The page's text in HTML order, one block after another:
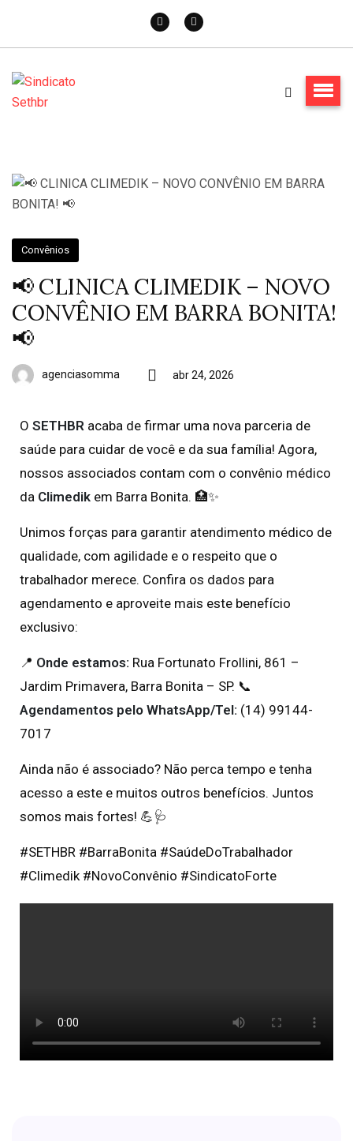
Convênios
📢 CLINICA CLIMEDIK – NOVO
CONVÊNIO EM BARRA BONITA!
📢
agenciasomma abr 24, 2026
O SETHBR acaba de firmar uma nova parceria de
saúde para cuidar de você e da sua família! Agora,
nossos associados contam com o convênio médico
da Climedik em Barra Bonita. 🏥✨
Unimos forças para garantir atendimento médico de
qualidade, com agilidade e o respeito que o
trabalhador merece. Confira os dados para
agendamento e aproveite mais este benefício
exclusivo:
📍 Onde estamos: Rua Fortunato Frollini, 861 –
Jardim Primavera, Barra Bonita – SP. 📞
Agendamentos pelo WhatsApp/Tel: (14) 99144-
7017
Ainda não é associado? Não perca tempo e tenha
acesso a este e muitos outros benefícios. Juntos
somos mais fortes! 💪🩺
#SETHBR #BarraBonita #SaúdeDoTrabalhador
#Climedik #NovoConvênio #SindicatoForte